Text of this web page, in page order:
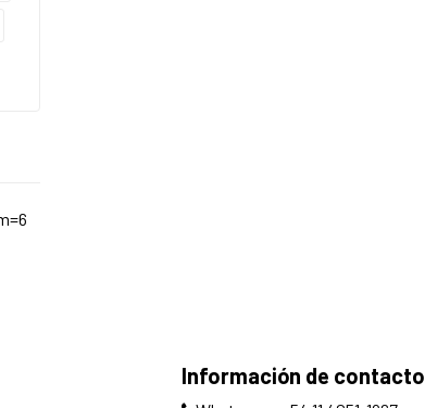
Información de contacto